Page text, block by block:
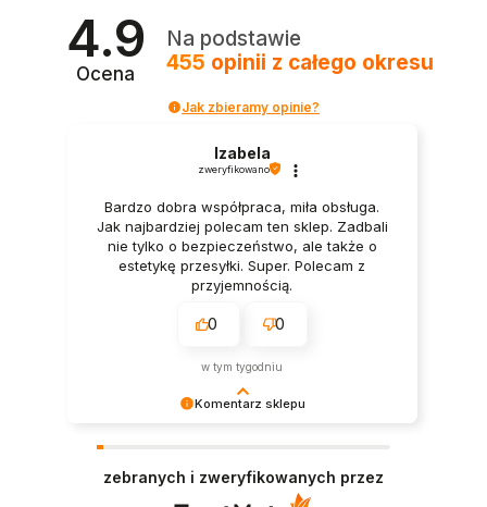
4.9
Ocena
Na podstawie
455 opinii z całego okresu
Jak zbieramy opinie?
Komentarz sklepu
że jesteśmy na właściwym torze :) Z
pozdrowieniami, obsługa sklepu.
Izabela
zweryfikowano
Bardzo dobra współpraca, miła obsługa.
Jak najbardziej polecam ten sklep. Zadbali
nie tylko o bezpieczeństwo, ale także o
estetykę przesyłki. Super. Polecam z
przyjemnością.
0 0
w tym tygodniu
zebranych i zweryfikowanych przez